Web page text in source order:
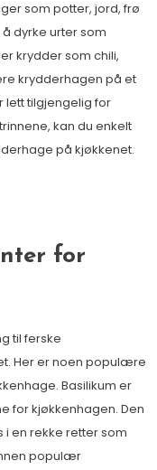
som potter, jord, frø
dyrke urter som
krydder som chili,
krydderhagen på et
lett tilgjengelig for
kan du enkelt
på kjøkkenet.
for
til ferske
Her er noen populære
Basilikum er
for kjøkkenhagen. Den
i en rekke retter som
populær